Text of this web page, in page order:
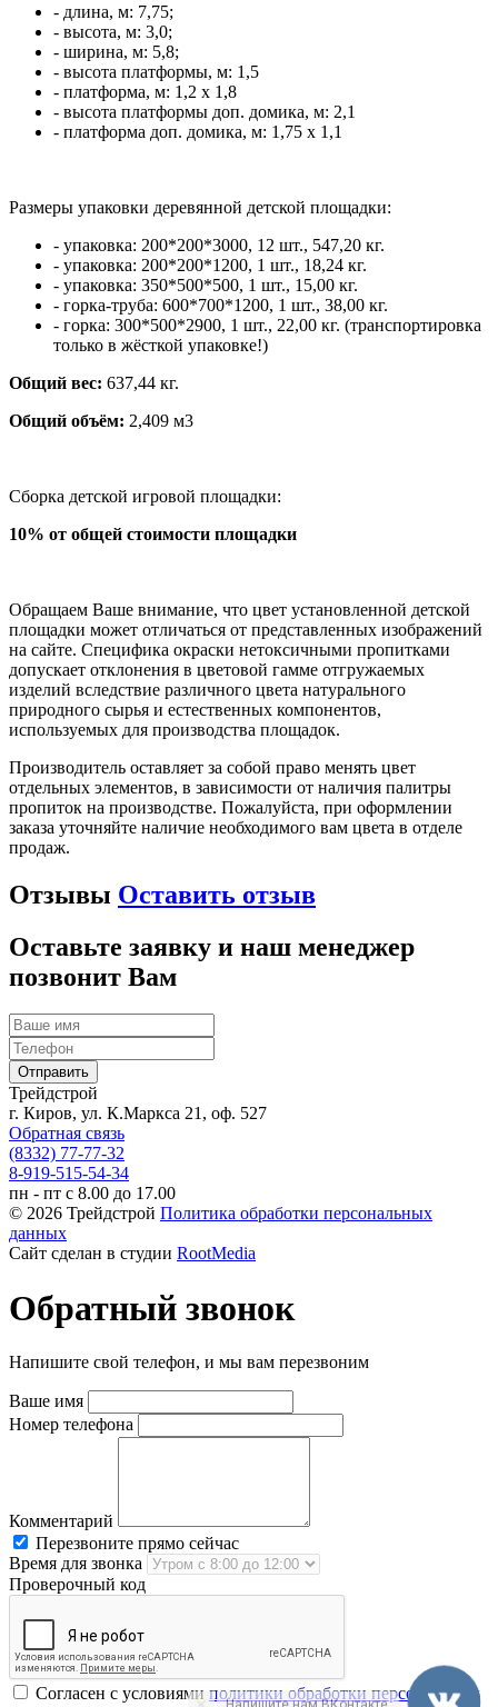
- длина, м: 7,75;
- высота, м: 3,0;
- ширина, м: 5,8;
- высота платформы, м: 1,5
- платформа, м: 1,2 х 1,8
- высота платформы доп. домика, м: 2,1
- платформа доп. домика, м: 1,75 х 1,1
Размеры упаковки деревянной детской площадки:
- упаковка: 200*200*3000, 12 шт., 547,20 кг.
- упаковка: 200*200*1200, 1 шт., 18,24 кг.
- упаковка: 350*500*500, 1 шт., 15,00 кг.
- горка-труба: 600*700*1200, 1 шт., 38,00 кг.
- горка: 300*500*2900, 1 шт., 22,00 кг. (транспортировка
только в жёсткой упаковке!)
Общий вес: 637,44 кг.
Общий объём: 2,409 м3
Сборка детской игровой площадки:
10% от общей стоимости площадки
Обращаем Ваше внимание, что цвет установленной детской
площадки может отличаться от представленных изображений
на сайте. Специфика окраски нетоксичными пропитками
допускает отклонения в цветовой гамме отгружаемых
изделий вследствие различного цвета натурального
природного сырья и естественных компонентов,
используемых для производства площадок.
Производитель оставляет за собой право менять цвет
отдельных элементов, в зависимости от наличия палитры
пропиток на производстве. Пожалуйста, при оформлении
заказа уточняйте наличие необходимого вам цвета в отделе
продаж.
Отзывы Оставить отзыв
Оставьте заявку и наш менеджер
позвонит Вам
Трейдстрой
г. Киров, ул. К.Маркса 21, оф. 527
Обратная связь
(8332) 77-77-32
8-919-515-54-34
пн - пт с 8.00 до 17.00
© 2026 Трейдстрой Политика обработки персональных
данных
Сайт сделан в студии RootMedia
Обратный звонок
Напишите свой телефон, и мы вам перезвоним
Ваше имя
Номер телефона
Комментарий
Перезвоните прямо сейчас
Время для звонка
Проверочный код
Согласен с условиями политики обработки персональных
Напишите нам ВКонтакте